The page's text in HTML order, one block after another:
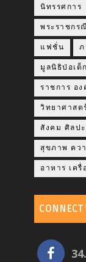
นิทรรศการ
พระราชกร
แฟชั่น
มูลนิธิป่อเต็
ราชการ อ
วิทยาศาสต
สังคม ศิลป
สุขภาพ คว
อาหาร เครื่
CONNECT